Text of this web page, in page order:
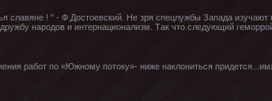
славяне ! " - Ф.Достоевский. Не зря спецлужбы Запада
народов и интернационализм. Так что следующий
работ по «Южному потоку»- ниже наклониться